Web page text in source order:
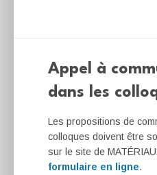
Appel à
dans les
Les propositions de
colloques doivent être
sur le site de
formulaire en ligne.